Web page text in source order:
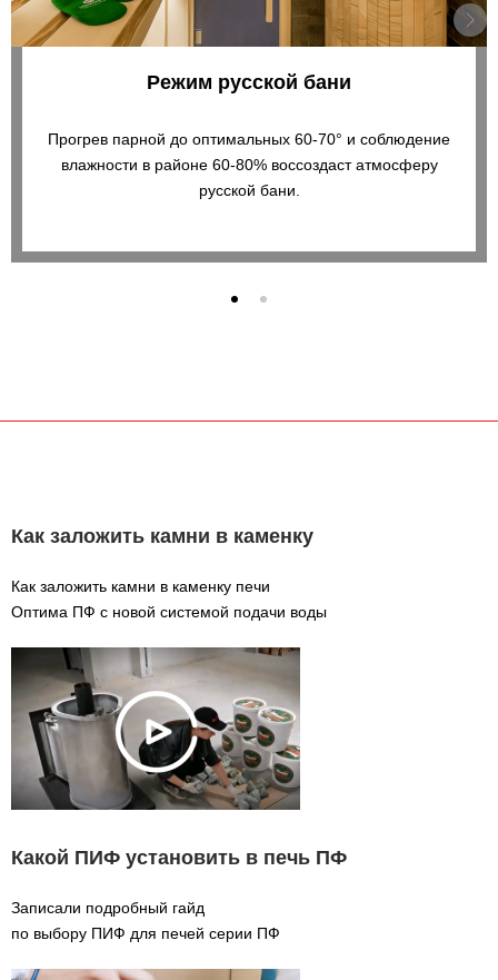
Режим русской бани
Прогрев парной до оптимальных 60-70° и соблюдение
влажности в районе 60-80% воссоздаст атмосферу
русской бани.
Как заложить камни в каменку
Как заложить камни в каменку печи
Оптима ПФ с новой системой подачи воды
Какой ПИФ установить в печь ПФ
Записали подробный гайд
по выбору ПИФ для печей серии ПФ